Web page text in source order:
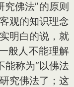
佛法”的原则
观的知识理念
明白的说，就
般人不能理解
能称为“以佛法
究佛法了；这